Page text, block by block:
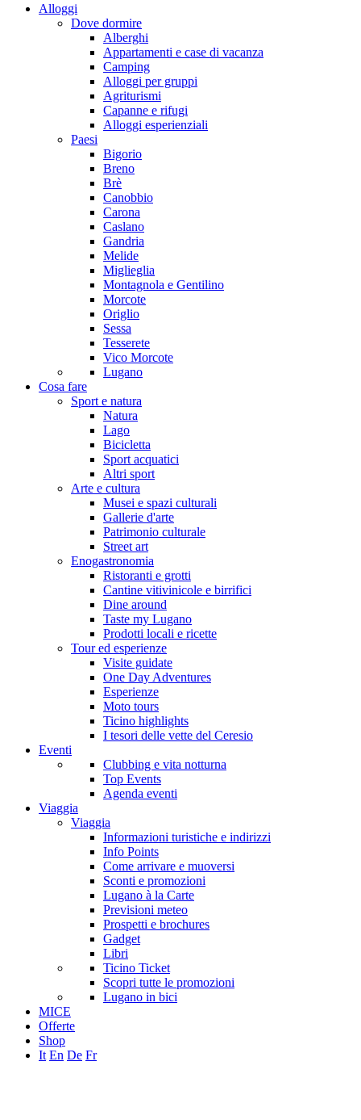
Alloggi
Dove dormire
Alberghi
Appartamenti e case di vacanza
Camping
Alloggi per gruppi
Agriturismi
Capanne e rifugi
Alloggi esperienziali
Paesi
Bigorio
Breno
Brè
Canobbio
Carona
Caslano
Gandria
Melide
Miglieglia
Montagnola e Gentilino
Morcote
Origlio
Sessa
Tesserete
Vico Morcote
Lugano
Cosa fare
Sport e natura
Natura
Lago
Bicicletta
Sport acquatici
Altri sport
Arte e cultura
Musei e spazi culturali
Gallerie d'arte
Patrimonio culturale
Street art
Enogastronomia
Ristoranti e grotti
Cantine vitivinicole e birrifici
Dine around
Taste my Lugano
Prodotti locali e ricette
Tour ed esperienze
Visite guidate
One Day Adventures
Esperienze
Moto tours
Ticino highlights
I tesori delle vette del Ceresio
Eventi
Clubbing e vita notturna
Top Events
Agenda eventi
Viaggia
Viaggia
Informazioni turistiche e indirizzi
Info Points
Come arrivare e muoversi
Sconti e promozioni
Lugano à la Carte
Previsioni meteo
Prospetti e brochures
Gadget
Libri
Ticino Ticket
Scopri tutte le promozioni
Lugano in bici
MICE
Offerte
Shop
It En De Fr